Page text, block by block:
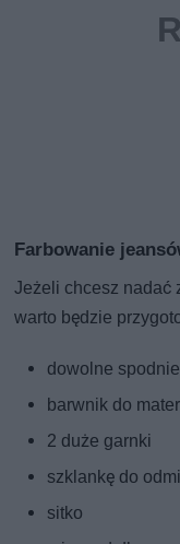
Farbowanie
Jeżeli chcesz nadać
warto będzie
dowolne
barwnik do
2 duże garnki
szklankę do
sitko